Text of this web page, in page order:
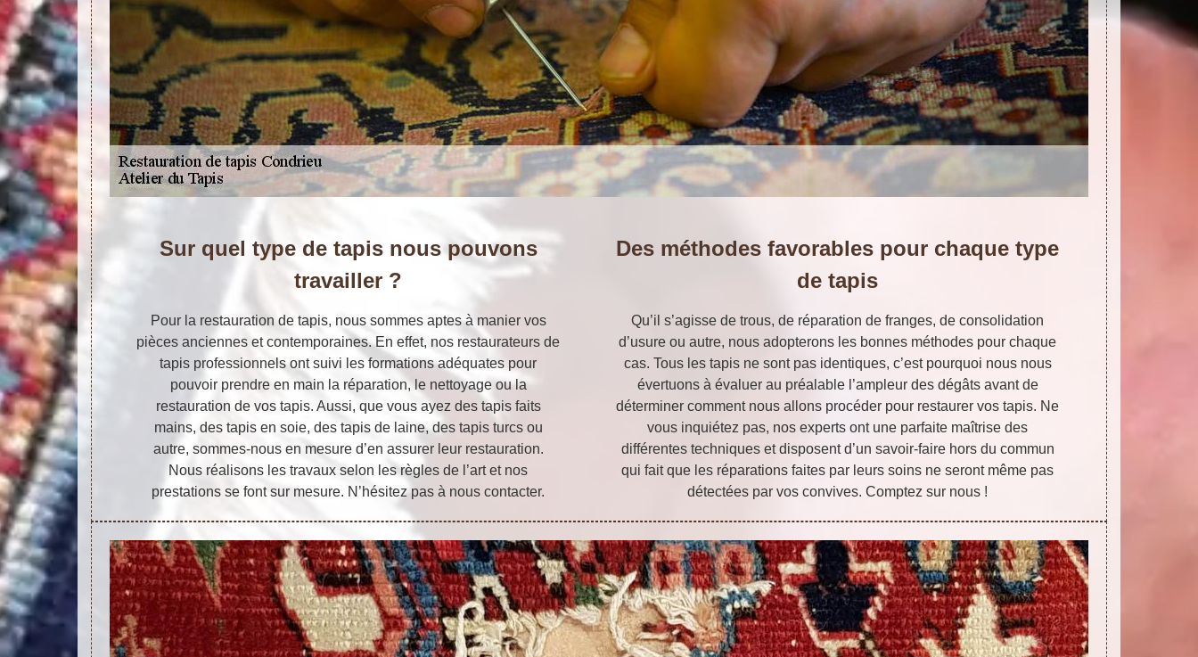
Sur quel type de tapis nous pouvons
travailler ?
Pour la restauration de tapis, nous sommes aptes à manier vos
pièces anciennes et contemporaines. En effet, nos restaurateurs de
tapis professionnels ont suivi les formations adéquates pour
pouvoir prendre en main la réparation, le nettoyage ou la
restauration de vos tapis. Aussi, que vous ayez des tapis faits
mains, des tapis en soie, des tapis de laine, des tapis turcs ou
autre, sommes-nous en mesure d’en assurer leur restauration.
Nous réalisons les travaux selon les règles de l’art et nos
prestations se font sur mesure. N’hésitez pas à nous contacter.
Des méthodes favorables pour chaque type
de tapis
Qu’il s’agisse de trous, de réparation de franges, de consolidation
d’usure ou autre, nous adopterons les bonnes méthodes pour chaque
cas. Tous les tapis ne sont pas identiques, c’est pourquoi nous nous
évertuons à évaluer au préalable l’ampleur des dégâts avant de
déterminer comment nous allons procéder pour restaurer vos tapis. Ne
vous inquiétez pas, nos experts ont une parfaite maîtrise des
différentes techniques et disposent d’un savoir-faire hors du commun
qui fait que les réparations faites par leurs soins ne seront même pas
détectées par vos convives. Comptez sur nous !